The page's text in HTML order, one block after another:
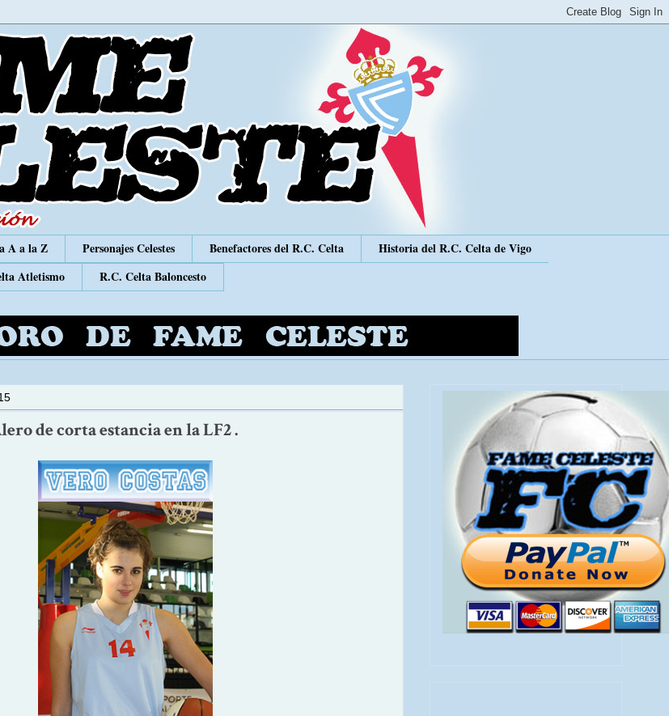
A a la Z Personajes Celestes Benefactores del R.C. Celta
Historia del R.C. Celta de Vigo
Atletismo R.C. Celta Baloncesto
de corta estancia en la LF2 .